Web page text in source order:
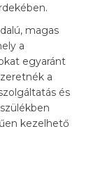
magas
a
egyaránt
a
és
kezelhető